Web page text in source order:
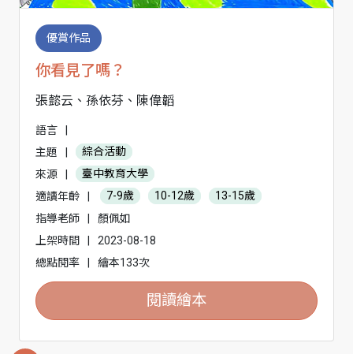
優賞作品
你看見了嗎？
張懿云、孫依芬、陳偉韜
語言
|
主題
|
綜合活動
來源
|
臺中教育大學
適讀年齡
| 7-9歲 10-12歲
13-15歲
指導老師
|
顏佩如
上架時間
|
2023-08-18
總點閱率
| 繪本133次
閱讀繪本